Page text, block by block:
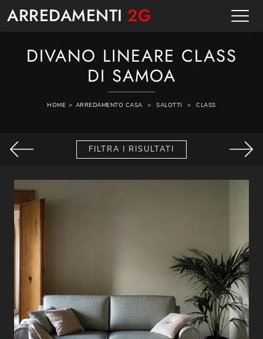
ARREDAMENTI 2G
DIVANO LINEARE CLASS
DI SAMOA
HOME > ARREDAMENTO CASA > SALOTTI > CLASS
FILTRA I RISULTATI